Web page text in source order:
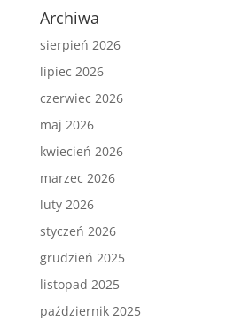
Archiwa
sierpień 2026
lipiec 2026
czerwiec 2026
maj 2026
kwiecień 2026
marzec 2026
luty 2026
styczeń 2026
grudzień 2025
listopad 2025
październik 2025